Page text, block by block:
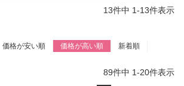
13件中 1-13件表示
価格が安い順 価格が高い順 新着順
89件中 1-20件表示